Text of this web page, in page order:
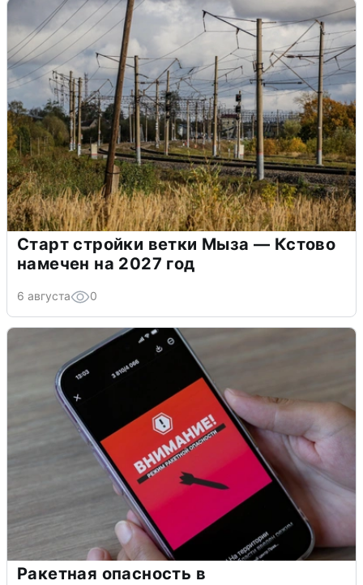
Старт стройки ветки Мыза — Кстово
намечен на 2027 год
6 августа 0
Ракетная опасность в